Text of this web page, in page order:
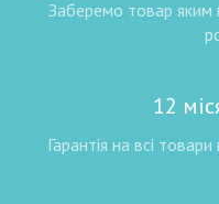
Заберемо товар яким
12
Гарантія на всі